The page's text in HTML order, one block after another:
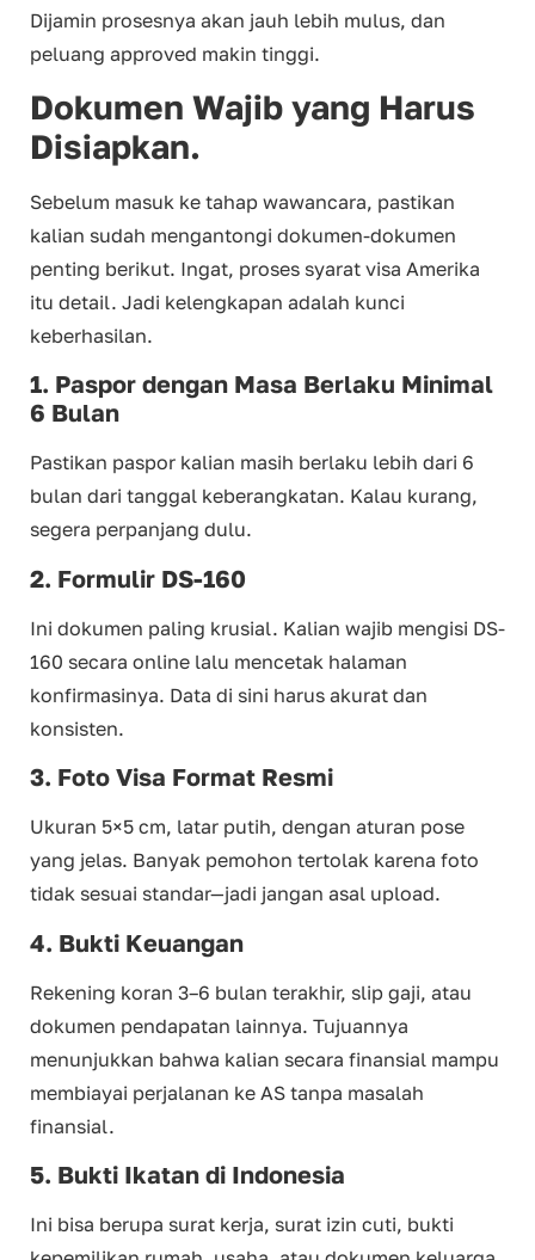
Dijamin prosesnya akan jauh lebih mulus, dan
peluang approved makin tinggi.
Dokumen Wajib yang Harus
Disiapkan.
Sebelum masuk ke tahap wawancara, pastikan
kalian sudah mengantongi dokumen-dokumen
penting berikut. Ingat, proses syarat visa Amerika
itu detail. Jadi kelengkapan adalah kunci
keberhasilan.
1. Paspor dengan Masa Berlaku Minimal
6 Bulan
Pastikan paspor kalian masih berlaku lebih dari 6
bulan dari tanggal keberangkatan. Kalau kurang,
segera perpanjang dulu.
2. Formulir DS-160
Ini dokumen paling krusial. Kalian wajib mengisi DS-
160 secara online lalu mencetak halaman
konfirmasinya. Data di sini harus akurat dan
konsisten.
3. Foto Visa Format Resmi
Ukuran 5×5 cm, latar putih, dengan aturan pose
yang jelas. Banyak pemohon tertolak karena foto
tidak sesuai standar—jadi jangan asal upload.
4. Bukti Keuangan
Rekening koran 3–6 bulan terakhir, slip gaji, atau
dokumen pendapatan lainnya. Tujuannya
menunjukkan bahwa kalian secara finansial mampu
membiayai perjalanan ke AS tanpa masalah
finansial.
5. Bukti Ikatan di Indonesia
Ini bisa berupa surat kerja, surat izin cuti, bukti